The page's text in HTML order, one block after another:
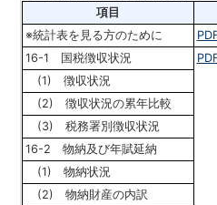
項目
※統計表を見る方のために
16-1 国税徴収状況
(1) 徴収状況
(2) 徴収状況の累年比較
(3) 税務署別徴収状況
16-2 物納及び年賦延納
(1) 物納状況
(2) 物納財産の内訳